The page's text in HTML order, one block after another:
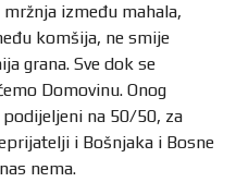
između mahala,
komšija, ne smije
grana. Sve dok se
Domovinu. Onog
na 50/50, za
i Bošnjaka i Bosne
nema.